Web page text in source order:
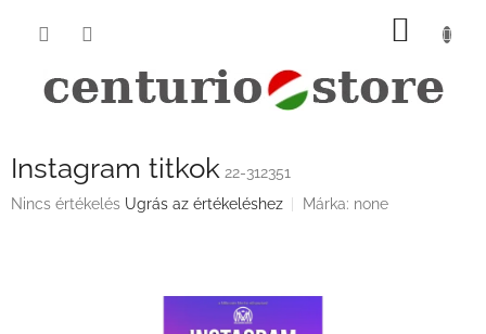
KOSÁR
Instagram titkok 22-312351
A
Nincs értékelés Ugrás az értékeléshez Márka: none